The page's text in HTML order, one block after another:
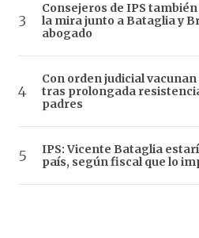
Consejeros de IPS
la mira junto a Bataglia y
abogado
Con orden judicial
tras prolongada
padres
IPS: Vicente Bataglia
país, según fiscal que lo